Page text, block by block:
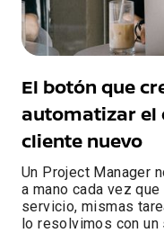
El botón que
automatizar el
cliente nuevo
Un Project Manager
a mano cada vez
servicio, mismas
lo resolvimos con un